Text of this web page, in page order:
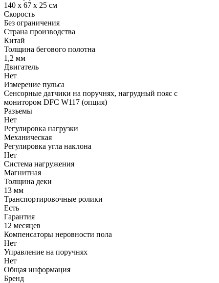
140 х 67 х 25 см
Скорость
Без ограничения
Страна производства
Китай
Толщина бегового полотна
1,2 мм
Двигатель
Нет
Измерение пульса
Сенсорные датчики на поручнях, нагрудный пояс с
монитором DFC W117 (опция)
Разъемы
Нет
Регулировка нагрузки
Механическая
Регулировка угла наклона
Нет
Система нагружения
Магнитная
Толщина деки
13 мм
Транспортировочные ролики
Есть
Гарантия
12 месяцев
Компенсаторы неровности пола
Нет
Управление на поручнях
Нет
Общая информация
Бренд